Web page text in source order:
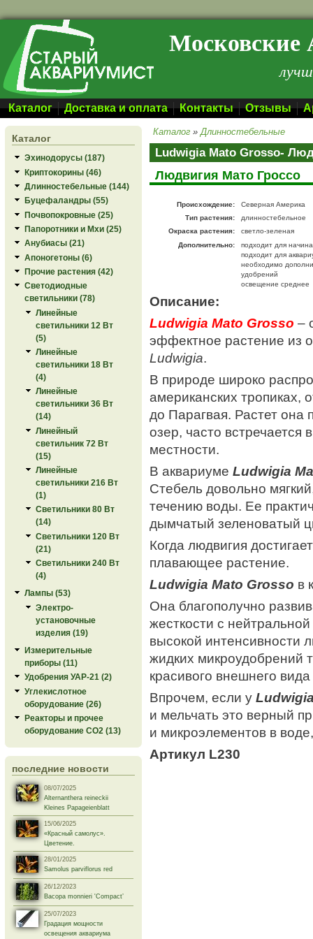
Перейти к основному содержанию Московские
Каталог Доставка и оплата Контакты Отзывы
Каталог
Эхинодорусы (187)
Криптокорины (46)
Длинностебельные (144)
Буцефаландры (55)
Почвопокровные (25)
Папоротники и Мхи (25)
Анубиасы (21)
Апоногетоны (6)
Прочие растения (42)
Светодиодные
светильники (78)
Линейные
светильники 12 Вт
(5)
Линейные
светильники 18 Вт
(4)
Линейные
светильники 36 Вт
(14)
Линейный
светильник 72 Вт
(15)
Линейные
светильники 216 Вт
(1)
Светильники 80 Вт
(14)
Светильники 120 Вт
(21)
Светильники 240 Вт
(4)
Лампы (53)
Электро-
установочные
изделия (19)
Измерительные
приборы (11)
Удобрения УАР-21 (2)
Углекислотное
оборудование (26)
Реакторы и прочее
оборудование СО2 (13)
последние новости
08/07/2025
Alternanthera reineckii
Kleines Papageienblatt
15/06/2025
«Красный самолус».
Цветение.
28/01/2025
Samolus parviflorus red
26/12/2023
Bacopa monnieri 'Compact’
25/07/2023
Градация мощности
освещения аквариума
Каталог »Длинностебельные
Ludwigia Mato Grosso-
Людвигия Мато Гроссо
Происхождение:
Северная Америка
Тип растения:
длинностебельное
Окраска растения:
светло-зеленая
Дополнительно:
подходит для
подходит для
необходимо
удобрений
освещение среднее
Описание:
Ludwigia Mato Grosso –
эффектное растение из
Ludwigia.
В природе широко
американских тропиках,
до Парагвая. Растет она
озер, часто встречается
местности.
В аквариумеLudwigia
Стебель довольно
течению воды. Ее
дымчатый зеленоватый
Когда людвигия
плавающее растение.
Ludwigia Mato Grosso в
Она благополучно
жесткости с
высокой интенсивности
жидких микроудобрений
красивого внешнего
Впрочем, если у
и мельчать это верный
и микроэлементов в
Артикул L230